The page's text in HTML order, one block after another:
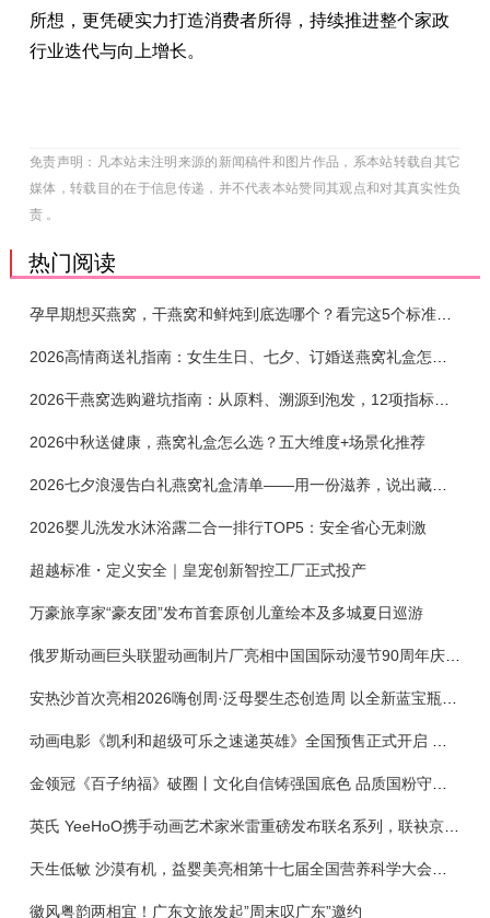
所想，更凭硬实力打造消费者所得，持续推进整个家政
行业迭代与向上增长。
免责声明：凡本站未注明来源的新闻稿件和图片作品，系本站转载自其它
媒体，转载目的在于信息传递，并不代表本站赞同其观点和对其真实性负
责 。
热门阅读
孕早期想买燕窝，干燕窝和鲜炖到底选哪个？看完这5个标准再下单
2026干燕窝选购避坑指南：从原料、溯源到泡发，12项指标判断靠谱燕窝
2026中秋送健康，燕窝礼盒怎么选？五大维度+场景化推荐
2026七夕浪漫告白礼燕窝礼盒清单——用一份滋养，说出藏在心底的爱
2026婴儿洗发水沐浴露二合一排行TOP5：安全省心无刺激
超越标准・定义安全｜皇宠创新智控工厂正式投产
万豪旅享家“豪友团”发布首套原创儿童绘本及多城夏日巡游
俄罗斯动画巨头联盟动画制片厂亮相中国国际动漫节90周年庆开启中国之旅新篇章
金领冠《百子纳福》破圈丨文化自信铸强国底色 品质国粉守护新生
英氏 YeeHoO携手动画艺术家米雷重磅发布联名系列，联袂京东深化全渠道战略
徽风粤韵两相宜！广东文旅发起”周末叹广东”邀约